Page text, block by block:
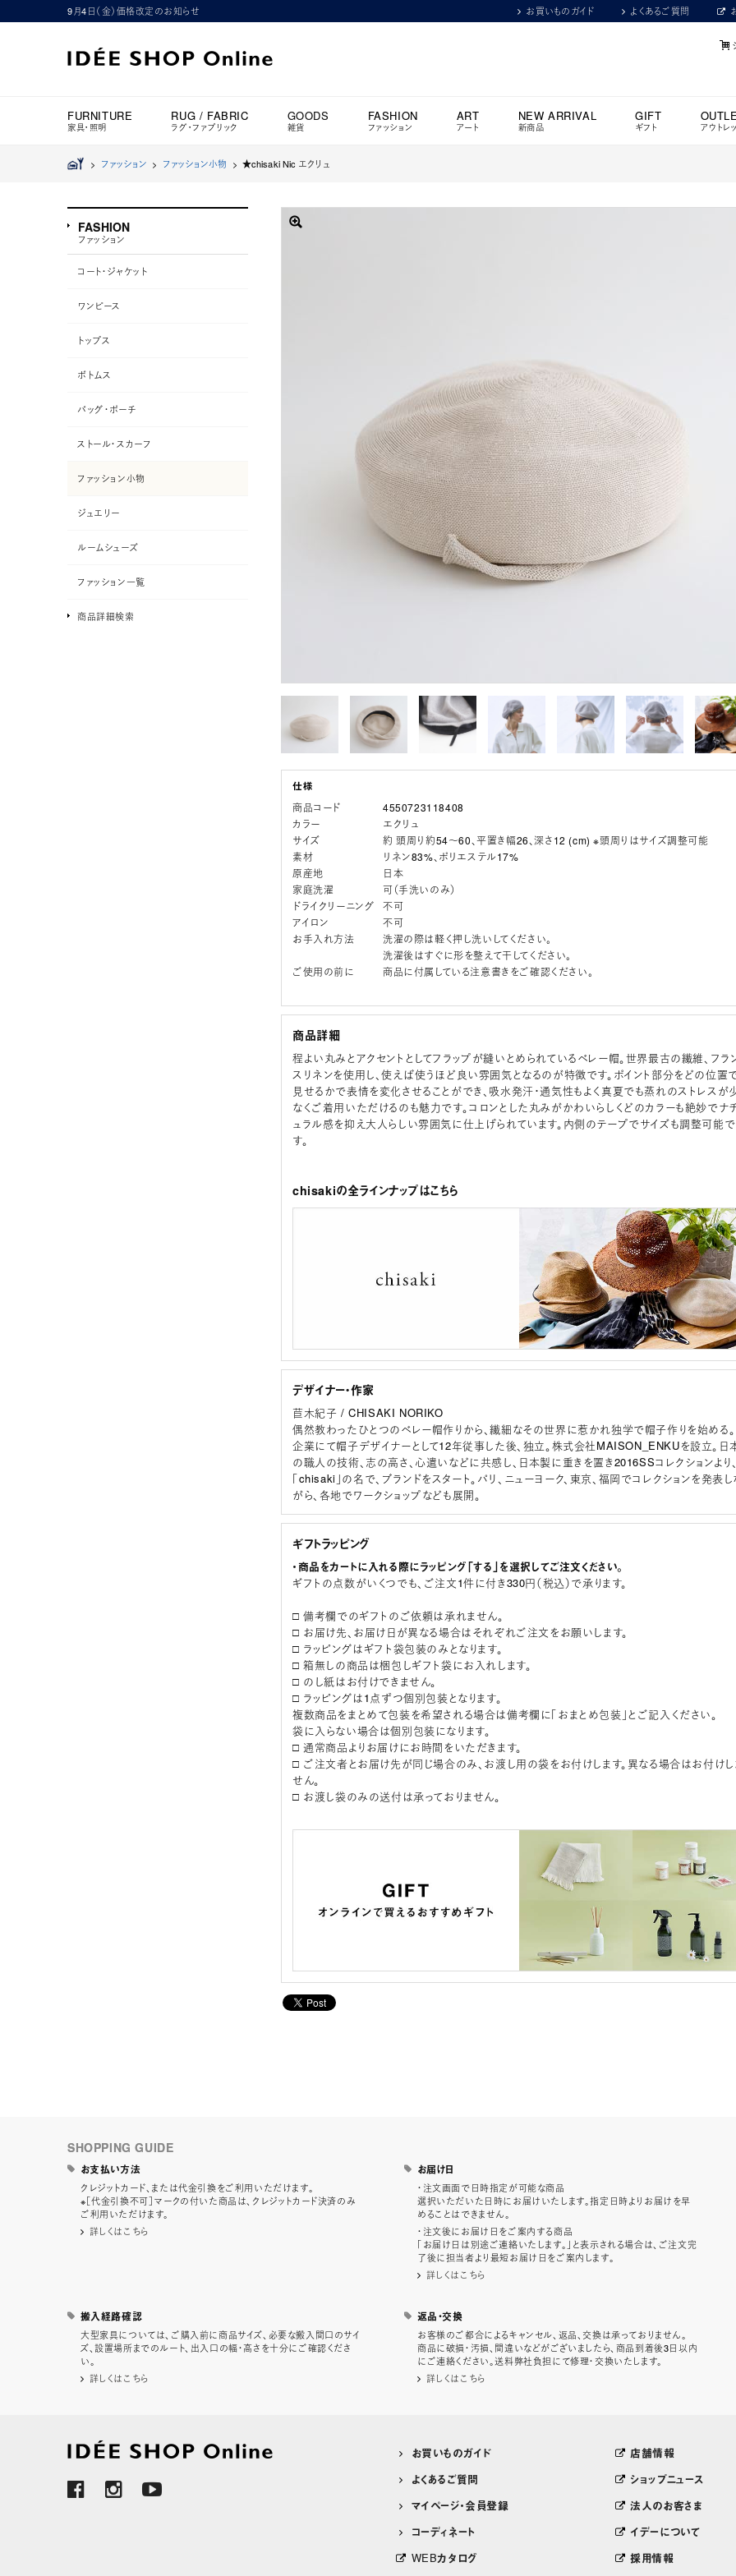
9月4日（金）価格改定のお知らせ お買いものガイド よくあるご質問
FURNITURE
家具・照明
RUG / FABRIC
ラグ・ファブリック
GOODS
雑貨
FASHION
ファッション
ART
アート
NEW ARRIVAL
新商品
GIFT
ギフト アウトレ
> ファッション > ファッション小物 > ★chisaki Nic エクリュ
商品コード
4550723118408
カラー
エクリュ
サイズ
約 頭周り約54～60、平置き幅26、深さ12 (cm) ※頭周りはサイズ調整可能
素材
リネン83%、ポリエステル17%
原産地
日本
家庭洗濯
可（手洗いのみ）
ドライクリーニング
不可
アイロン
不可
お手入れ方法
洗濯の際は軽く押し洗いしてください。
洗濯後はすぐに形を整えて干してください。
ご使用の前に
商品に付属している注意書きをご確認ください。
商品詳細
程よい丸みとアクセントとしてフラップが縫いとめられているベレー帽。世界最古の繊維、フラ
スリネンを使用し、使えば使うほど良い雰囲気となるのが特徴です。ポイント部分をどの位置
見せるかで表情を変化させることができ、吸水発汗・通気性もよく真夏でも蒸れのストレスが
なくご着用いただけるのも魅力です。コロンとした丸みがかわいらしくどのカラーも絶妙でナ
ュラル感を抑え大人らしい雰囲気に仕上げられています。内側のテープでサイズも調整可能で
す。
chisakiの全ラインナップはこちら
デザイナー・作家
苣木紀子 / CHISAKI NORIKO
偶然教わったひとつのベレー帽作りから、繊細なその世界に惹かれ独学で帽子作りを始める。
企業にて帽子デザイナーとして12年従事した後、独立。株式会社MAISON_ENKUを設立。日
の職人の技術、志の高さ、心遣いなどに共感し、日本製に重きを置き2016SSコレクションより
「chisaki」の名で、ブランドをスタート。パリ、ニューヨーク、東京、福岡でコレクションを発表
がら、各地でワークショップなども展開。
ギフトラッピング
・商品をカートに入れる際にラッピング「する」を選択してご注文ください。
ギフトの点数がいくつでも、ご注文1件に付き330円（税込）で承ります。
□ 備考欄でのギフトのご依頼は承れません。
□ お届け先、お届け日が異なる場合はそれぞれご注文をお願いします。
□ ラッピングはギフト袋包装のみとなります。
□ 箱無しの商品は梱包しギフト袋にお入れします。
□ のし紙はお付けできません。
□ ラッピングは1点ずつ個別包装となります。
複数商品をまとめて包装を希望される場合は備考欄に「おまとめ包装」とご記入ください。
袋に入らない場合は個別包装になります。
□ 通常商品よりお届けにお時間をいただきます。
□ ご注文者とお届け先が同じ場合のみ、お渡し用の袋をお付けします。異なる場合はお付けし
せん。
□ お渡し袋のみの送付は承っておりません。
FASHION
ファッション
コート・ジャケット
ワンピース
トップス
ボトムス
バッグ・ポーチ
ストール・スカーフ
ファッション小物
ジュエリー
ルームシューズ
ファッション一覧
商品詳細検索
SHOPPING GUIDE
お支払い方法
クレジットカード、または代金引換をご利用いただけます。
※［代金引換不可］マークの付いた商品は、クレジットカード決済のみ
ご利用いただけます。
詳しくはこちら
お届け日
・注文画面で日時指定が可能な商品
選択いただいた日時にお届けいたします。指定日時よりお届けを早
めることはできません。
・注文後にお届け日をご案内する商品
「お届け日は別途ご連絡いたします。」と表示される場合は、ご注文完
了後に担当者より最短お届け日をご案内します。
詳しくはこちら
搬入経路確認
大型家具については、ご購入前に商品サイズ、必要な搬入間口のサイ
ズ、設置場所までのルート、出入口の幅・高さを十分にご確認くださ
い。
詳しくはこちら
返品・交換
お客様のご都合によるキャンセル、返品、交換は承っておりません。
商品に破損・汚損、間違いなどがございましたら、商品到着後3日以内
にご連絡ください。送料弊社負担にて修理・交換いたします。
詳しくはこちら
お買いものガイド
よくあるご質問
マイページ・会員登録
コーディネート
WEBカタログ
店舗情報
ショップニュース
法人のお客さま
イデーについて
採用情報